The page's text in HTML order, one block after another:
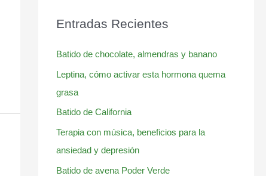
Entradas Recientes
Batido de chocolate, almendras y banano
Leptina, cómo activar esta hormona quema
grasa
Batido de California
Terapia con música, beneficios para la
ansiedad y depresión
Batido de avena Poder Verde